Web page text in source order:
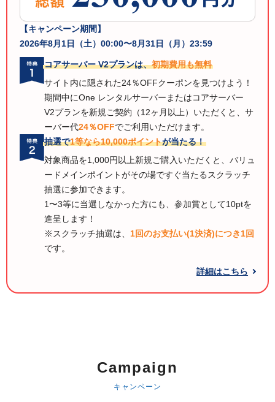
【キャンペーン期間】
2026年8月1日（土）00:00〜8月31日（月）23:59
コアサーバー V2プランは、初期費用も無料
サイト内に隠された24％OFFクーポンを見つけよう！
期間中にOne レンタルサーバーまたはコアサーバー
V2プランを新規ご契約（12ヶ月以上）いただくと、サ
ーバー代24％OFFでご利用いただけます。
抽選で1等なら10,000ポイントが当たる！
対象商品を1,000円以上新規ご購入いただくと、バリュ
ードメインポイントがその場ですぐ当たるスクラッチ
抽選に参加できます。
1〜3等に当選しなかった方にも、参加賞として10ptを
進呈します！
※スクラッチ抽選は、 1回のお支払い(1決済)につき1回
です。
詳細はこちら
Campaign
キャンペーン